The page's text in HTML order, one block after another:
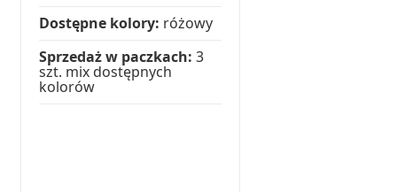
Dostępne kolory: różowy
Sprzedaż w paczkach:3
szt. mix dostępnych
kolorów